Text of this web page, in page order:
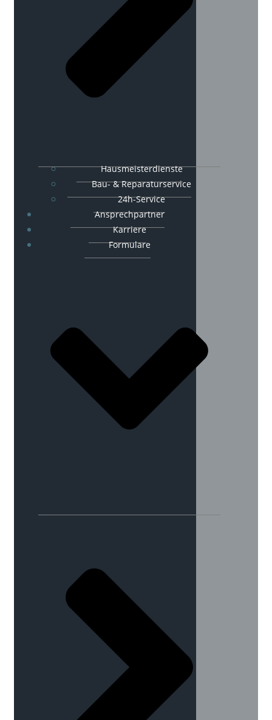
Hausmeisterdienste
Bau- & Reparaturservice
24h-Service
Ansprechpartner
Karriere
Formulare